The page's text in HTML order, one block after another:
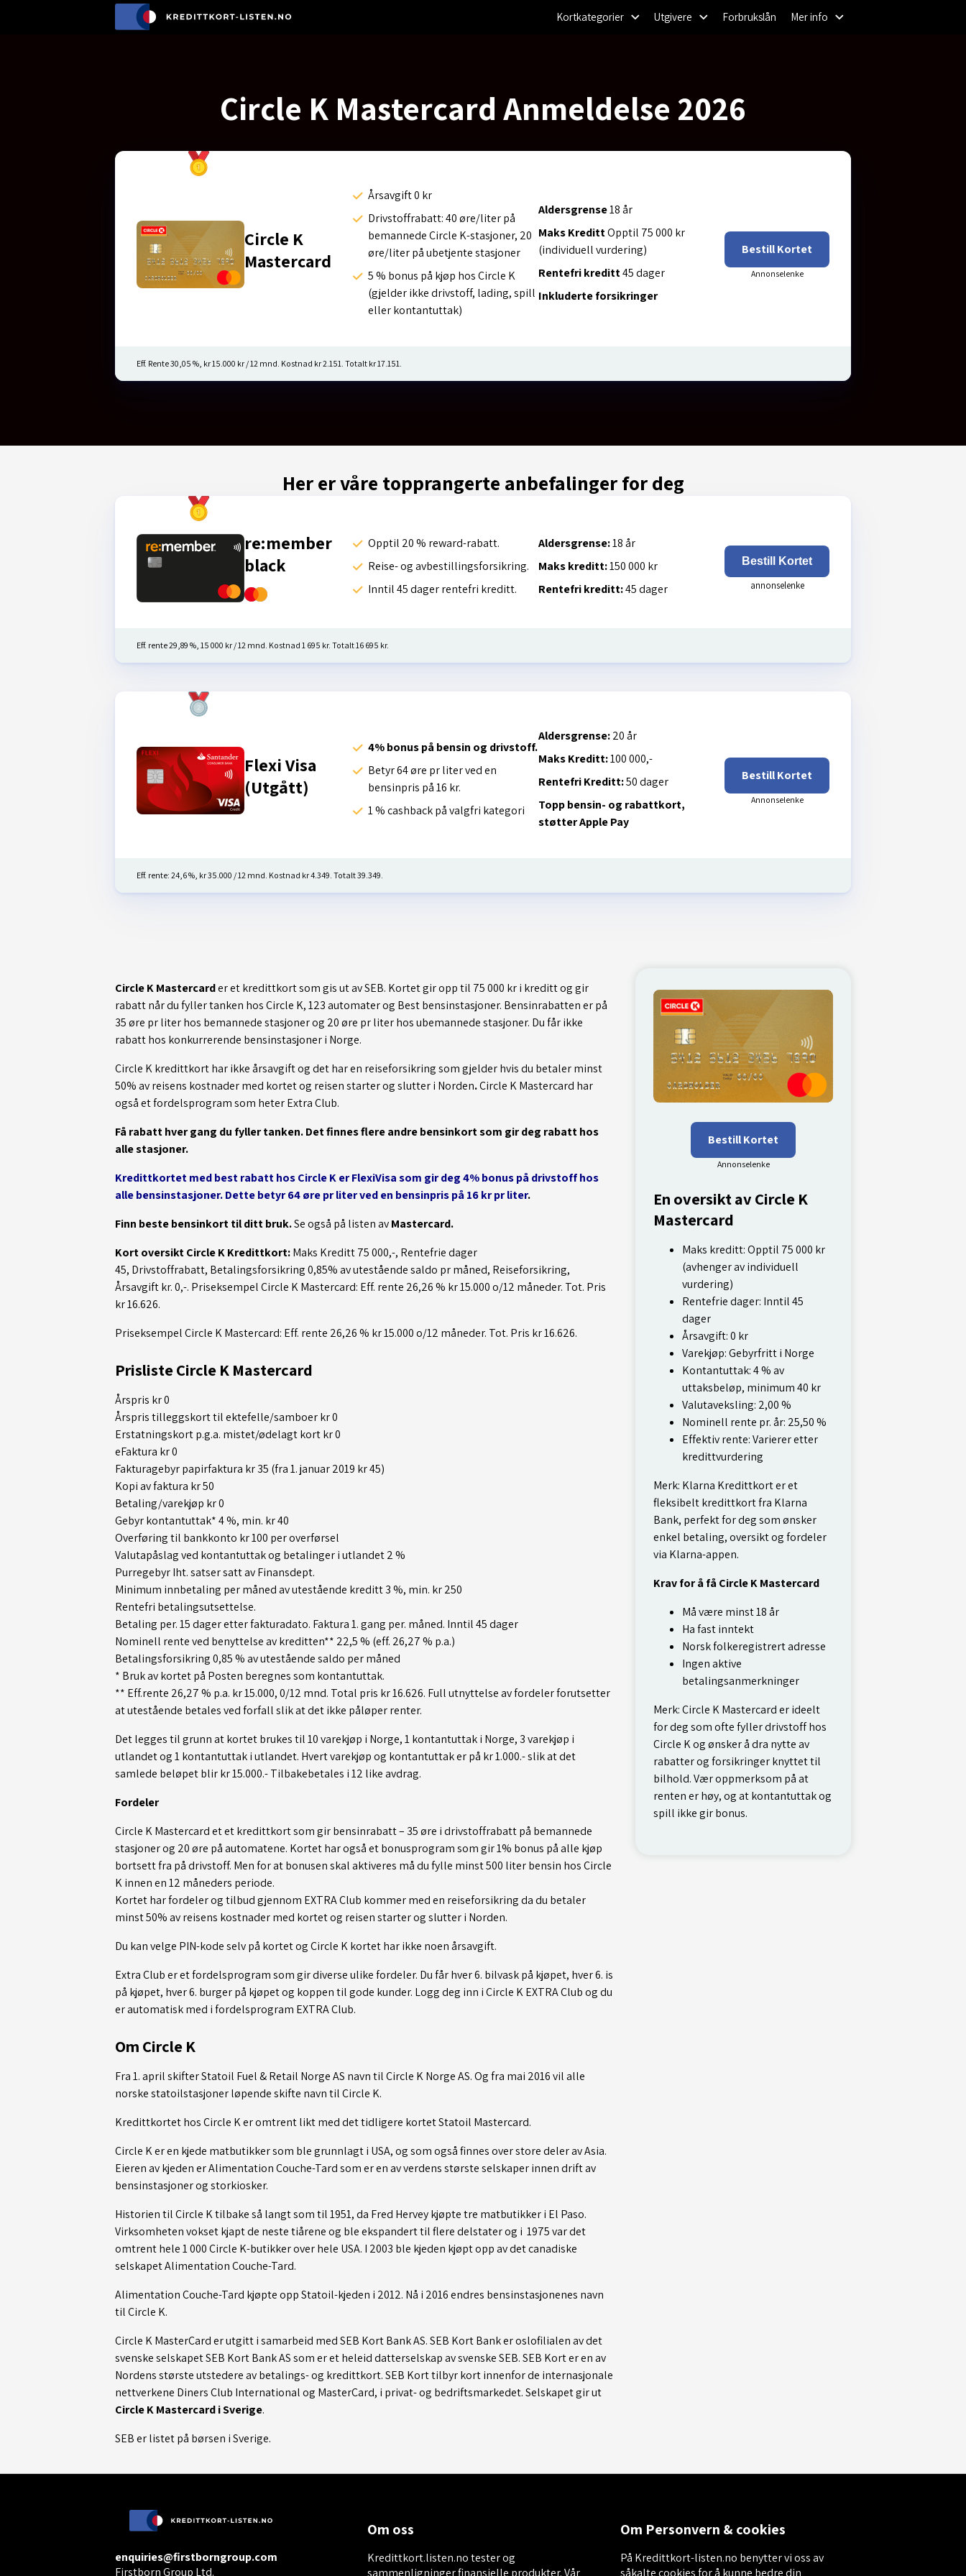
Kortkategorier Utgivere Forbrukslån Mer info
Circle K Mastercard Anmeldelse 2026
Circle K
Mastercard
Årsavgift 0 kr
Drivstoffrabatt: 40 øre/liter på
bemannede Circle K-stasjoner, 20
øre/liter på ubetjente stasjoner
5 % bonus på kjøp hos Circle K
(gjelder ikke drivstoff, lading, spill
eller kontantuttak)
Aldersgrense18 år
Maks KredittOpptil 75 000 kr
(individuell vurdering)
Rentefri kreditt45 dager
Inkluderte forsikringer
Bestill Kortet
Eff. Rente 30,05 %, kr 15.000 kr / 12 mnd. Kostnad kr 2.151. Totalt kr 17.151.
Her er våre topprangerte anbefalinger for deg
re:member
black
Opptil 20 % reward-rabatt.
Reise- og avbestillingsforsikring.
Inntil 45 dager rentefri kreditt.
Aldersgrense:18 år
Maks kreditt:150 000 kr
Rentefri kreditt:45 dager
Bestill Kortet
Eff. rente 29,89 %, 15 000 kr / 12 mnd. Kostnad 1 695 kr. Totalt 16 695 kr.
Flexi Visa
(Utgått)
4% bonus på bensin og drivstoff.
Betyr 64 øre pr liter ved en
bensinpris på 16 kr.
1 % cashback på valgfri kategori
Aldersgrense:20 år
Maks Kreditt:100 000,-
Rentefri Kreditt:50 dager
Topp bensin- og rabattkort,
støtter Apple Pay
Bestill Kortet
Eff. rente: 24,6 %, kr 35.000 / 12 mnd. Kostnad kr 4.349. Totalt 39.349.
Bestill Kortet
En oversikt av Circle K
Mastercard
Maks kreditt: Opptil 75 000 kr
(avhenger av individuell
vurdering)
Rentefrie dager: Inntil 45
dager
Årsavgift: 0 kr
Varekjøp: Gebyrfritt i Norge
Kontantuttak: 4 % av
uttaksbeløp, minimum 40 kr
Valutaveksling: 2,00 %
Nominell rente pr. år: 25,50 %
Effektiv rente: Varierer etter
kredittvurdering
Merk: Klarna Kredittkort er et
fleksibelt kredittkort fra Klarna
Bank, perfekt for deg som ønsker
enkel betaling, oversikt og fordeler
via Klarna-appen.
Krav for å få Circle K Mastercard
Må være minst 18 år
Ha fast inntekt
Norsk folkeregistrert adresse
Ingen aktive
betalingsanmerkninger
Merk: Circle K Mastercard er ideelt
for deg som ofte fyller drivstoff hos
Circle K og ønsker å dra nytte av
rabatter og forsikringer knyttet til
bilhold. Vær oppmerksom på at
renten er høy, og at kontantuttak og
spill ikke gir bonus.
Circle K Mastercarder et kredittkort som gis ut av SEB. Kortet gir opp til 75 000 kr i kreditt og gir
rabatt når du fyller tanken hos Circle K, 123 automater og Best bensinstasjoner. Bensinrabatten er på
35 øre pr liter hos bemannede stasjoner og 20 øre pr liter hos ubemannede stasjoner. Du får ikke
rabatt hos konkurrerende bensinstasjoner i Norge.
Circle K kredittkort har ikke årsavgift og det har en reiseforsikring som gjelder hvis du betaler minst
50% av reisens kostnader med kortet og reisen starter og slutter i Norden.Circle K Mastercard har
også et fordelsprogram som heter Extra Club.
Få rabatt hver gang du fyller tanken. Det finnes flere andre bensinkort som gir deg rabatt hos
alle stasjoner.
Kredittkortet med best rabatt hos Circle K er FlexiVisa som gir deg 4% bonus på drivstoff hos
alle bensinstasjoner. Dette betyr 64 øre pr liter ved en bensinpris på 16 kr pr liter.
Finn beste bensinkorttil ditt bruk.Se også på listen avMastercard.
Kort oversikt Circle K Kredittkort:Maks Kreditt 75 000,-, Rentefrie dager
45, Drivstoffrabatt, Betalingsforsikring 0,85% av utestående saldo pr måned, Reiseforsikring,
Årsavgift kr. 0,-. Priseksempel Circle K Mastercard: Eff. rente 26,26 % kr 15.000 o/12 måneder. Tot. Pris
kr 16.626.
Priseksempel Circle K Mastercard: Eff. rente 26,26 % kr 15.000 o/12 måneder. Tot. Pris kr 16.626.
Prisliste Circle K Mastercard
Årspris kr 0
Årspris tilleggskort til ektefelle/samboer kr 0
Erstatningskort p.g.a. mistet/ødelagt kort kr 0
eFaktura kr 0
Fakturagebyr papirfaktura kr 35 (fra 1. januar 2019 kr 45)
Kopi av faktura kr 50
Betaling/varekjøp kr 0
Gebyr kontantuttak* 4 %, min. kr 40
Overføring til bankkonto kr 100 per overførsel
Valutapåslag ved kontantuttak og betalinger i utlandet 2 %
Purregebyr Iht. satser satt av Finansdept.
Minimum innbetaling per måned av utestående kreditt 3 %, min. kr 250
Rentefri betalingsutsettelse.
Betaling per. 15 dager etter fakturadato. Faktura 1. gang per. måned. Inntil 45 dager
Nominell rente ved benyttelse av kreditten** 22,5 % (eff. 26,27 % p.a.)
Betalingsforsikring 0,85 % av utestående saldo per måned
* Bruk av kortet på Posten beregnes som kontantuttak.
** Eff.rente 26,27 % p.a. kr 15.000, 0/12 mnd. Total pris kr 16.626. Full utnyttelse av fordeler forutsetter
at utestående betales ved forfall slik at det ikke påløper renter.
Det legges til grunn at kortet brukes til 10 varekjøp i Norge, 1 kontantuttak i Norge, 3 varekjøp i
utlandet og 1 kontantuttak i utlandet. Hvert varekjøp og kontantuttak er på kr 1.000.- slik at det
samlede beløpet blir kr 15.000.- Tilbakebetales i 12 like avdrag.
Fordeler
Circle K Mastercard et et kredittkort som gir bensinrabatt – 35 øre i drivstoffrabatt på bemannede
stasjoner og 20 øre på automatene. Kortet har også et bonusprogram som gir 1% bonus på alle kjøp
bortsett fra på drivstoff. Men for at bonusen skal aktiveres må du fylle minst 500 liter bensin hos Circle
K innen en 12 måneders periode.
Kortet har fordeler og tilbud gjennom EXTRA Club kommer med en reiseforsikring da du betaler
minst 50% av reisens kostnader med kortet og reisen starter og slutter i Norden.
Du kan velge PIN-kode selv på kortet og Circle K kortet har ikke noen årsavgift.
Extra Club er et fordelsprogram som gir diverse ulike fordeler. Du får hver 6. bilvask på kjøpet, hver 6. is
på kjøpet, hver 6. burger på kjøpet og koppen til gode kunder. Logg deg inn i Circle K EXTRA Club og du
er automatisk med i fordelsprogram EXTRA Club.
Om Circle K
Fra 1. april skifter Statoil Fuel & Retail Norge AS navn til Circle K Norge AS. Og fra mai 2016 vil alle
norske statoilstasjoner løpende skifte navn til Circle K.
Kredittkortet hos Circle K er omtrent likt med det tidligere kortet Statoil Mastercard.
Circle K er en kjede matbutikker som ble grunnlagt i USA, og som også finnes over store deler av Asia.
Eieren av kjeden er Alimentation Couche-Tard som er en av verdens største selskaper innen drift av
bensinstasjoner og storkiosker.
Historien til Circle K tilbake så langt som til 1951, da Fred Hervey kjøpte tre matbutikker i El Paso.
Virksomheten vokset kjapt de neste tiårene og ble ekspandert til flere delstater og i 1975 var det
omtrent hele 1 000 Circle K-butikker over hele USA. I 2003 ble kjeden kjøpt opp av det canadiske
selskapet Alimentation Couche-Tard.
Alimentation Couche-Tard kjøpte opp Statoil-kjeden i 2012. Nå i 2016 endres bensinstasjonenes navn
til Circle K.
Circle K MasterCard er utgitt i samarbeid med SEB Kort Bank AS. SEB Kort Bank er oslofilialen av det
svenske selskapet SEB Kort Bank AS som er et heleid datterselskap av svenske SEB. SEB Kort er en av
Nordens største utstedere av betalings- og kredittkort. SEB Kort tilbyr kort innenfor de internasjonale
nettverkene Diners Club International og MasterCard, i privat- og bedriftsmarkedet. Selskapet gir ut
Circle K Mastercard i Sverige.
SEB er listet på børsen i Sverige.
enquiries@firstborngroup.com
Firstborn Group Ltd.
Om oss
Kredittkort.listen.no tester og
sammenligninger finansielle produkter. Vår
Om Personvern & cookies
På Kredittkort-listen.no benytter vi oss av
såkalte cookies for å kunne bedre din